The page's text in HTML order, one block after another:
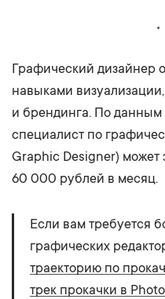
Графический дизайнер
навыками
и брендинга. По
специалист по
Graphic Designer) может
60 000 рублей в месяц.
Если вам требуется
графических
траекторию по
трек прокачки в